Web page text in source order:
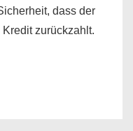
dass der
zurückzahlt.